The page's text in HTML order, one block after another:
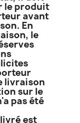
le produit
avant
En
le
livraison
sur le
pas été
est